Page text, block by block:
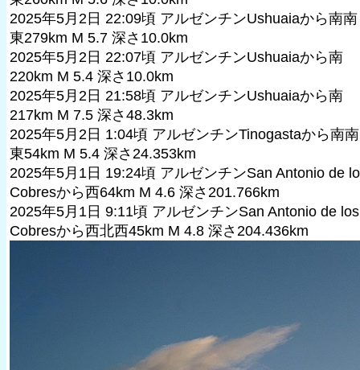
2025年5月2日 22:09頃 アルゼンチンUshuaiaから南南
東279km M 5.7 深さ10.0km
2025年5月2日 22:07頃 アルゼンチンUshuaiaから南
220km M 5.4 深さ10.0km
2025年5月2日 21:58頃 アルゼンチンUshuaiaから南
217km M 7.5 深さ48.3km
2025年5月2日 1:04頃 アルゼンチンTinogastaから南南
東54km M 5.4 深さ24.353km
2025年5月1日 19:24頃 アルゼンチンSan Antonio de
Cobresから西64km M 4.6 深さ201.766km
2025年5月1日 9:11頃 アルゼンチンSan Antonio de los
Cobresから西北西45km M 4.8 深さ204.436km